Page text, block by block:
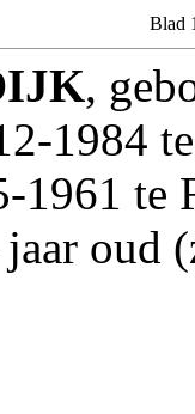
Blad
,
1984
1961 te
oud